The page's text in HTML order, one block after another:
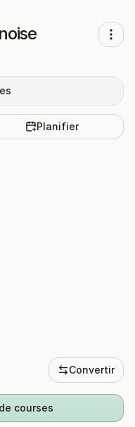
Planifier
Convertir
courses